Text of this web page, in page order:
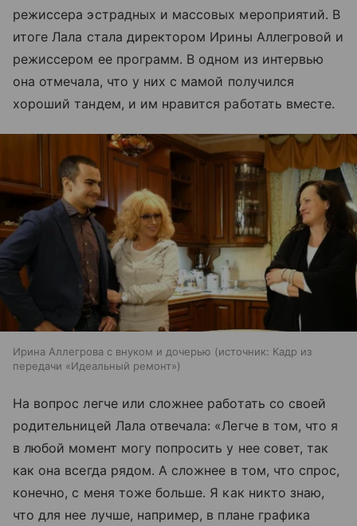
режиссера эстрадных и массовых мероприятий. В
итоге Лала стала директором Ирины Аллегровой и
режиссером ее программ. В одном из интервью
она отмечала, что у них с мамой получился
хороший тандем, и им нравится работать вместе.
Ирина Аллегрова с внуком и дочерью источник: Кадр из
передачи «Идеальный ремонт»
На вопрос легче или сложнее работать со своей
родительницей Лала отвечала: «Легче в том, что я
в любой момент могу попросить у нее совет, так
как она всегда рядом. А сложнее в том, что спрос,
конечно, с меня тоже больше. Я как никто знаю,
что для нее лучше, например, в плане графика